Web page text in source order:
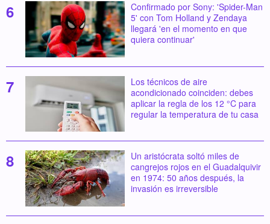
Confirmado por Sony: 'Spider-Man
5' con Tom Holland y Zendaya
llegará 'en el momento en que
quiera continuar'
Los técnicos de aire
acondicionado coinciden: debes
aplicar la regla de los 12 °C para
regular la temperatura de tu casa
Un aristócrata soltó miles de
cangrejos rojos en el Guadalquivir
en 1974: 50 años después, la
invasión es irreversible